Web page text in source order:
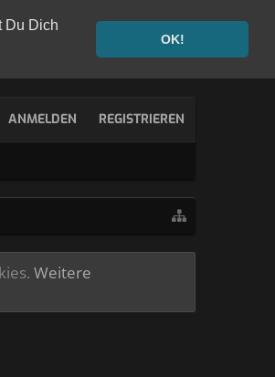
Du Dich
OK!
ANMELDEN REGISTRIEREN
Weitere